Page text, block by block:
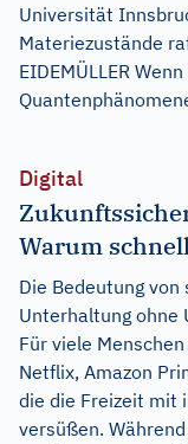
Universität
Materiezustände
EIDEMÜLLER
Digital
Warum
Die Bedeutung
Unterhaltung ohne
Für viele
Netflix, Amazon
die die Freizeit mit
versüßen.